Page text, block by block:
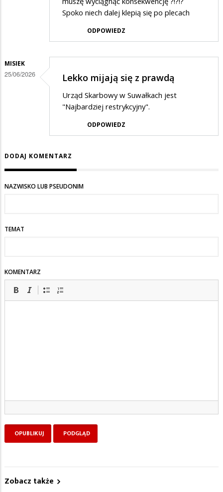
Spoko niech dalej klepią się po plecach
ODPOWIEDZ
MISIEK
25/06/2026 Lekko mijają się z prawdą
Urząd Skarbowy w Suwałkach jest
"Najbardziej restrykcyjny".
ODPOWIEDZ
DODAJ KOMENTARZ
NAZWISKO LUB PSEUDONIM
TEMAT
KOMENTARZ
Zobacz także